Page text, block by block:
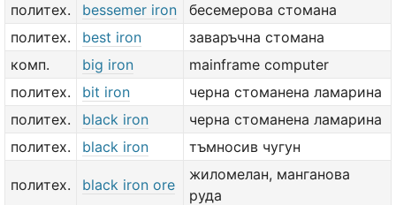
политех.
bessemer iron
бесемерова стомана
политех.
best iron
заваръчна стомана
комп.
big iron
mainframe computer
политех.
bit iron
черна стоманена ламарина
политех.
black iron
черна стоманена ламарина
политех.
black iron тъмносив чугун
политех. black iron ore
жиломелан, манганова
руда